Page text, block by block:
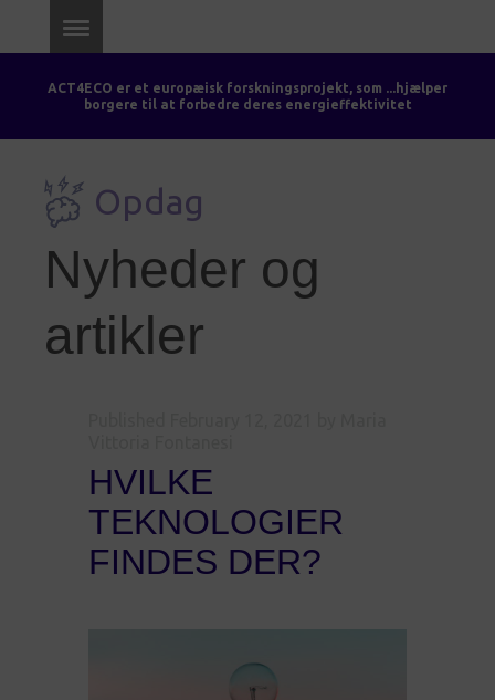
ACT4ECO er et europæisk forskningsprojekt, som ...hjælper
borgere til at forbedre deres energieffektivitet
Opdag
Nyheder og
artikler
HVILKE
TEKNOLOGIER
FINDES DER?